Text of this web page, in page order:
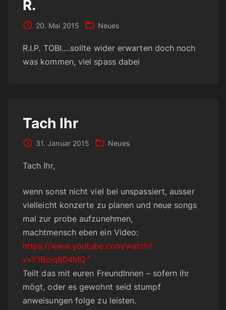
R.
20. Mai 2015 Neues
R.I.P. TOBI….sollte wider erwarten doch noch
was kommen, viel spass dabei
Tach Ihr
31. Januar 2015 Neues
Tach Ihr,
wenn sonst nicht viel bei unspassiert, ausser
vielleicht konzerte zu planen und neue songs
mal zur probe aufzunehmen,
machtmensch eben ein Video:
https://www.youtube.com/watch?
v=Y1Bciq804MQ
Teilt das mit euren FreundInnen – sofern ihr
mögt, oder es gewohnt seid stumpf
anweisungen folge zu leisten.